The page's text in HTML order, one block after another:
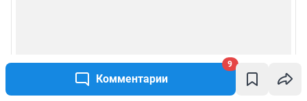
Комментарии
9